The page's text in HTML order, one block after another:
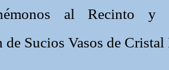
al Recinto y
de Sucios Vasos de